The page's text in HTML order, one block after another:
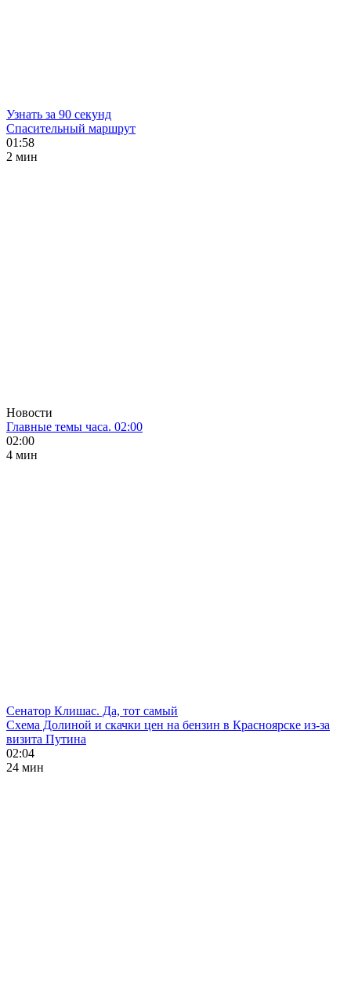
Узнать за 90 секунд
Спасительный маршрут
01:58
2 мин
Новости
Главные темы часа. 02:00
02:00
4 мин
Сенатор Клишас. Да, тот самый
Схема Долиной и скачки цен на бензин в Красноярске из-за
визита Путина
02:04
24 мин